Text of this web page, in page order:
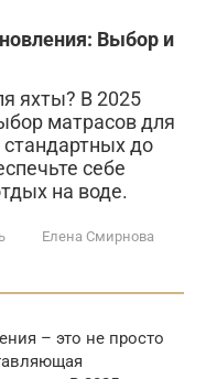
Выбор и
яхты? В 2025
матрасов для
до
себе
на воде.
Елена Смирнова
– это не просто